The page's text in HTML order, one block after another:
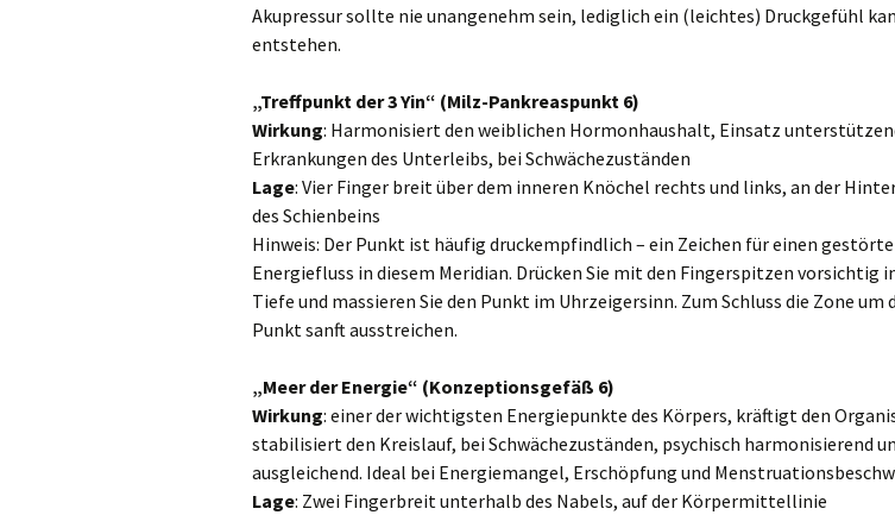
Akupressur sollte nie unangenehm sein, lediglich ein (leichtes) Druckgefühl
entstehen.
„Treffpunkt der 3 Yin“ (Milz-Pankreaspunkt 6)
Wirkung: Harmonisiert den weiblichen Hormonhaushalt, Einsatz
Erkrankungen des Unterleibs, bei Schwächezuständen
Lage: Vier Finger breit über dem inneren Knöchel rechts und links, an der
des Schienbeins
Hinweis: Der Punkt ist häufig druckempfindlich – ein Zeichen für einen
Energiefluss in diesem Meridian. Drücken Sie mit den Fingerspitzen vorsichtig
Tiefe und massieren Sie den Punkt im Uhrzeigersinn. Zum Schluss die Zone um
Punkt sanft ausstreichen.
„Meer der Energie“ (Konzeptionsgefäß 6)
Wirkung: einer der wichtigsten Energiepunkte des Körpers, kräftigt den
stabilisiert den Kreislauf, bei Schwächezuständen, psychisch harmonisierend
ausgleichend. Ideal bei Energiemangel, Erschöpfung und
Lage: Zwei Fingerbreit unterhalb des Nabels, auf der Körpermittellinie